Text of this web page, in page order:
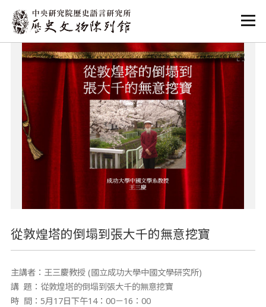
:::
:::
從敦煌塔的倒塌到張大千的無意挖寶
主講者：王三慶教授 (國立成功大學中國文學研究所)
講 題：從敦煌塔的倒塌到張大千的無意挖寶
時 間：5月17日下午14：00－16：00